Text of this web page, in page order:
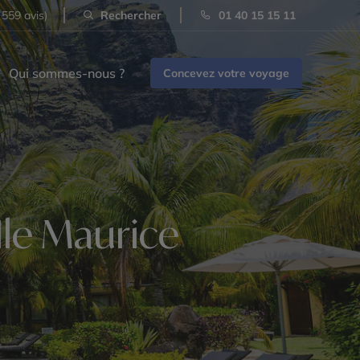
avis) Rechercher 01 40 15 15 11
Qui sommes-nous ? Concevez votre voyage
Maurice